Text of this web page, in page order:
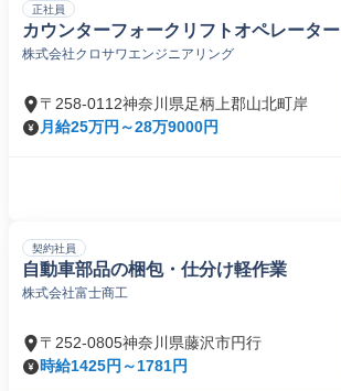
正社員
カウンターフォークリフトオペレーター
株式会社クロサワエンジニアリング
〒258-0112神奈川県足柄上郡山北町岸
月給25万円～28万9000円
契約社員
自動車部品の梱包・仕分け軽作業
株式会社富士商工
〒252-0805神奈川県藤沢市円行
時給1425円～1781円